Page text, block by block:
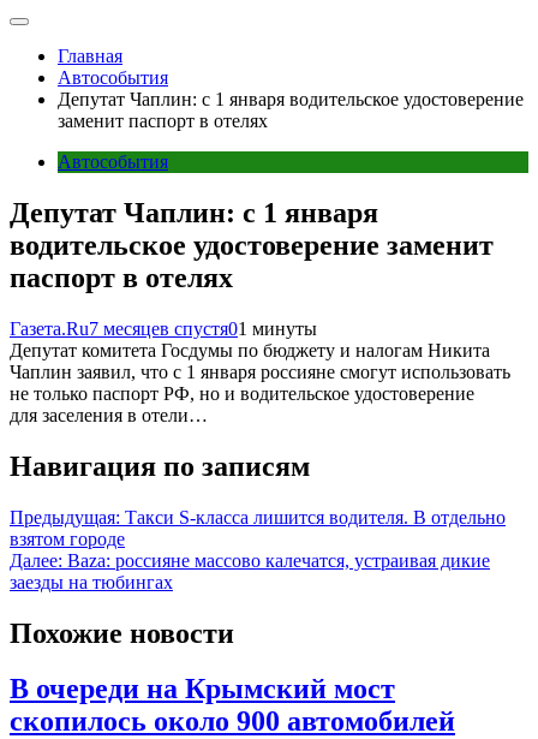
Главная
Автособытия
Депутат Чаплин: с 1 января водительское удостоверение
заменит паспорт в отелях
Автособытия
Депутат Чаплин: с 1 января
водительское удостоверение заменит
паспорт в отелях
Газета.Ru7 месяцев спустя01 минуты
Депутат комитета Госдумы по бюджету и налогам Никита
Чаплин заявил, что с 1 января россияне смогут использовать
не только паспорт РФ, но и водительское удостоверение
для заселения в отели…
Навигация по записям
Предыдущая: Такси S-класса лишится водителя. В отдельно
взятом городе
Далее: Baza: россияне массово калечатся, устраивая дикие
заезды на тюбингах
Похожие новости
В очереди на Крымский мост
скопилось около 900 автомобилей